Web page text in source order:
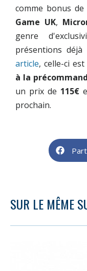
comme bonus
Game UK,
genre
présentions
article, celle-ci
à la
un prix de 115€
prochain.
SUR LE MÊME